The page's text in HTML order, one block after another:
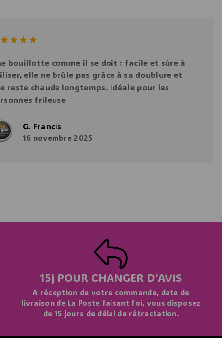
bouillotte comme il se doit : facile et sûre à
elle ne brûle pas grâce à sa doublure et
reste chaude longtemps. Idéale pour les
frileuse
G. Francis
16 novembre 2025
15j POUR CHANGER D'AVIS
A réception de votre commande, date de
livraison de La Poste faisant foi, vous disposez
de 15 jours de délai de rétractation.